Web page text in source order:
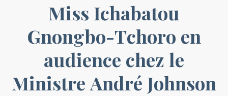
Miss Ichabatou
Gnongbo-Tchoro en
audience chez le
Ministre André Johnson